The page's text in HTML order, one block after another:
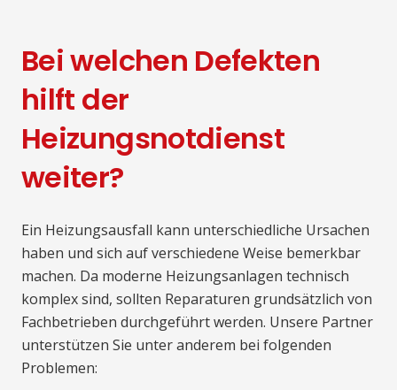
Bei welchen Defekten
hilft der
Heizungsnotdienst
weiter?
Ein Heizungsausfall kann unterschiedliche Ursachen
haben und sich auf verschiedene Weise bemerkbar
machen. Da moderne Heizungsanlagen technisch
komplex sind, sollten Reparaturen grundsätzlich von
Fachbetrieben durchgeführt werden. Unsere Partner
unterstützen Sie unter anderem bei folgenden
Problemen: